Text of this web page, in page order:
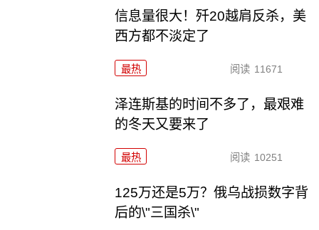
信息量很大！歼20越肩反杀，美
西方都不淡定了
最热 阅读 11671
泽连斯基的时间不多了，最艰难
的冬天又要来了
最热 阅读 10251
125万还是5万？俄乌战损数字背
后的\"三国杀\"